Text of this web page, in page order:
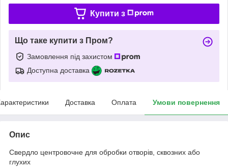
Купити з
Що таке купити з Пром?
Замовлення під захистом
Доступна доставка
Доставка Оплата Умови повернення
Опис
Свердло центровочне для обробки отворів, сквозних або
глухих